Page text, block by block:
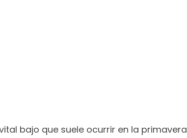
bajo que suele ocurrir en la primavera